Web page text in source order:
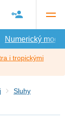
Numerický model
i tropickými
Sluhy